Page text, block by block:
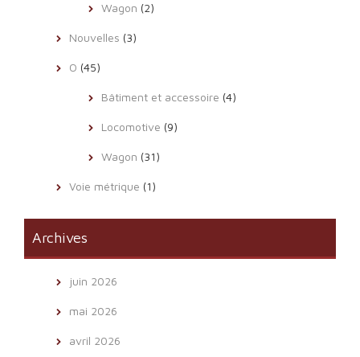
Wagon (2)
Nouvelles (3)
O (45)
Bâtiment et accessoire (4)
Locomotive (9)
Wagon (31)
Voie métrique (1)
Archives
juin 2026
mai 2026
avril 2026